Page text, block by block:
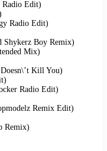
Edit)
Radio Edit)
Shykerz Boy Remix)
Mix)
Kill You)
Radio Edit)
Remix Edit)
Remix)